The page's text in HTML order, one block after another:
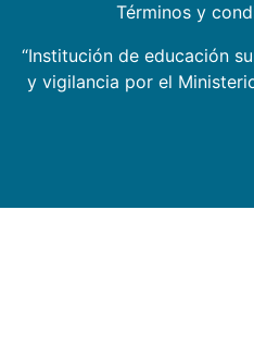
Términos y
“Institución de educación
y vigilancia por el